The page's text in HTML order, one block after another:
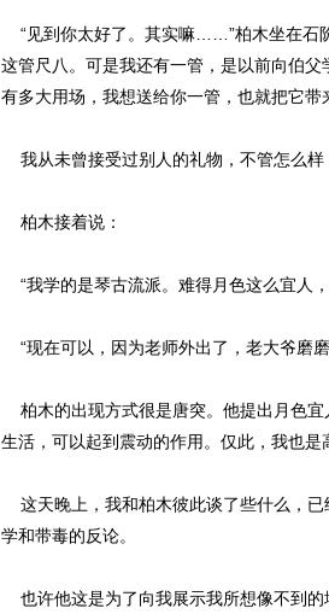
“见到你太好了。其实嘛……”柏木坐在石
这管尺八。可是我还有一管，是以前向伯
有多大用场，我想送给你一管，也就把它带
我从未曾接受过别人的礼物，不管怎么样
柏木接着说：
“我学的是琴古流派。难得月色这么宜人
“现在可以，因为老师外出了，老大爷磨
柏木的出现方式很是唐突。他提出月色宜
生活，可以起到震动的作用。仅此，我也是
这天晚上，我和柏木彼此谈了些什么，已
学和带毒的反论。
也许他这是为了向我展示我所想像不到的